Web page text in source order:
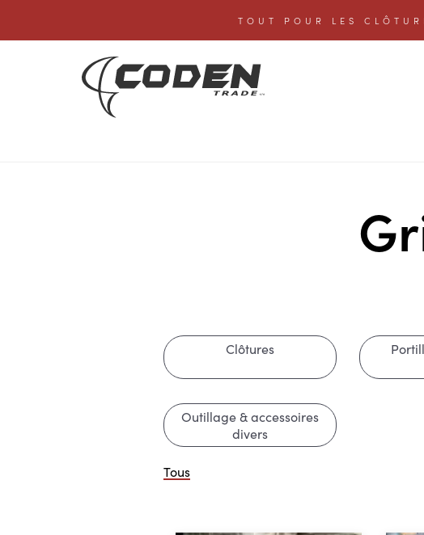
TOUT POUR LES
Clôtures
Outillage & accessoires
divers
Tous